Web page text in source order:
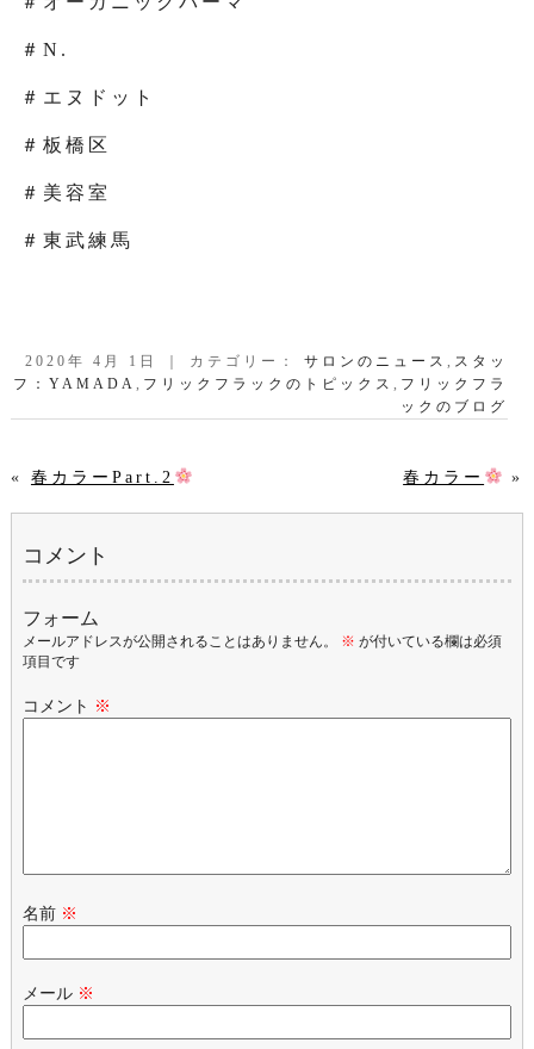
＃N.
＃エヌドット
＃板橋区
＃美容室
＃東武練馬
2020年 4月 1日 ｜ カテゴリー：サロンのニュース, スタッ
フ：YAMADA, フリックフラックのトピックス, フリックフラ
ックのブログ
« 春カラーPart.2 春カラー »
コメント
フォーム
メールアドレスが公開されることはありません。 ※ が付いている欄は必須
項目です
コメント ※
名前 ※
メール ※